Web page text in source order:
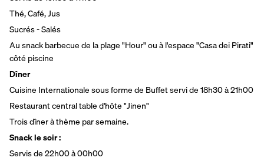
Thé, Café, Jus
Sucrés - Salés
Au snack barbecue de la plage "Hour" ou à l'espace "Casa dei Pirati"
côté piscine
Dîner
Cuisine Internationale sous forme de Buffet servi de 18h30 à 21h00
Restaurant central table d'hôte "Jinen"
Trois dîner à thème par semaine.
Snack le soir :
Servis de 22h00 à 00h00